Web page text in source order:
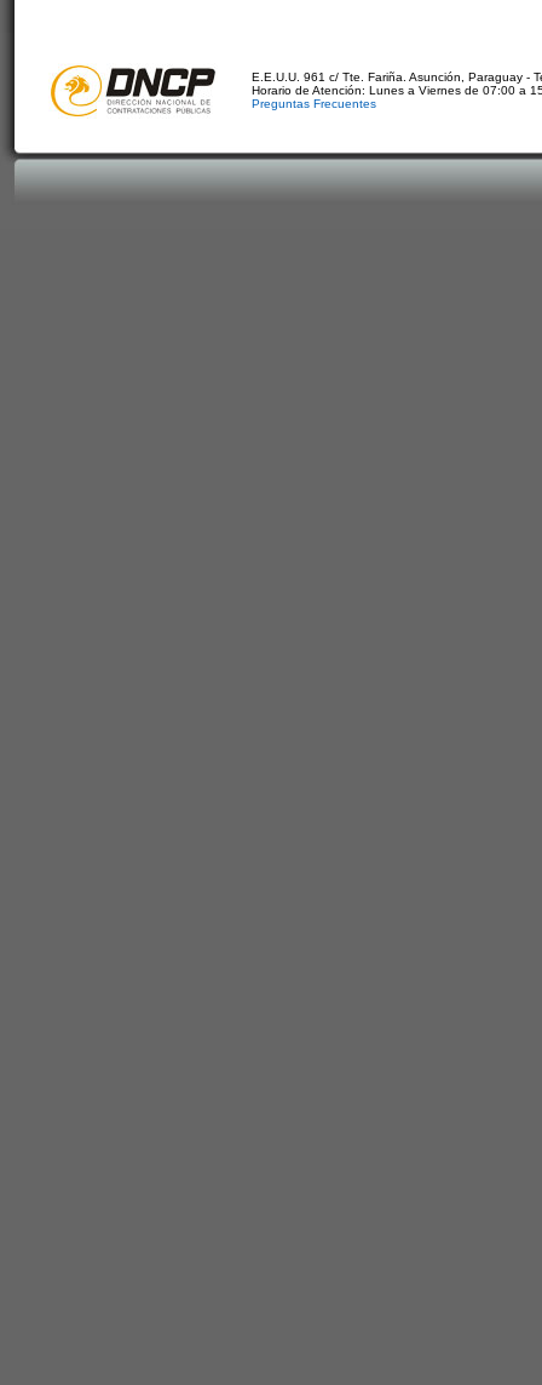
E.E.U.U. 961 c/ Tte. Fariña. Asunción, Paraguay -
Horario de Atención: Lunes a Viernes de 07:00 a
Preguntas Frecuentes